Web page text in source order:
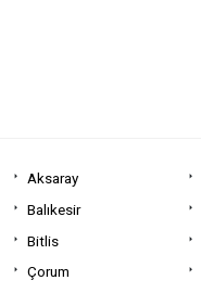
Aksaray
Balıkesir
Bitlis
Çorum